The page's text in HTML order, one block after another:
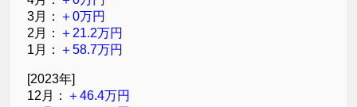
3月： ＋0万円
2月： ＋21.2万円
1月： ＋58.7万円
[2023年]
12月： ＋46.4万円